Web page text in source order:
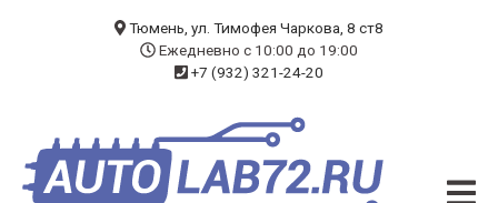
ЧИП-ТЮНИНГ
ДИАГНОСТИКА
Тюмень, ул. Тимофея Чаркова, 8 ст8
Ежедневно с 10:00 до 19:00
+7 (932) 321-24-20